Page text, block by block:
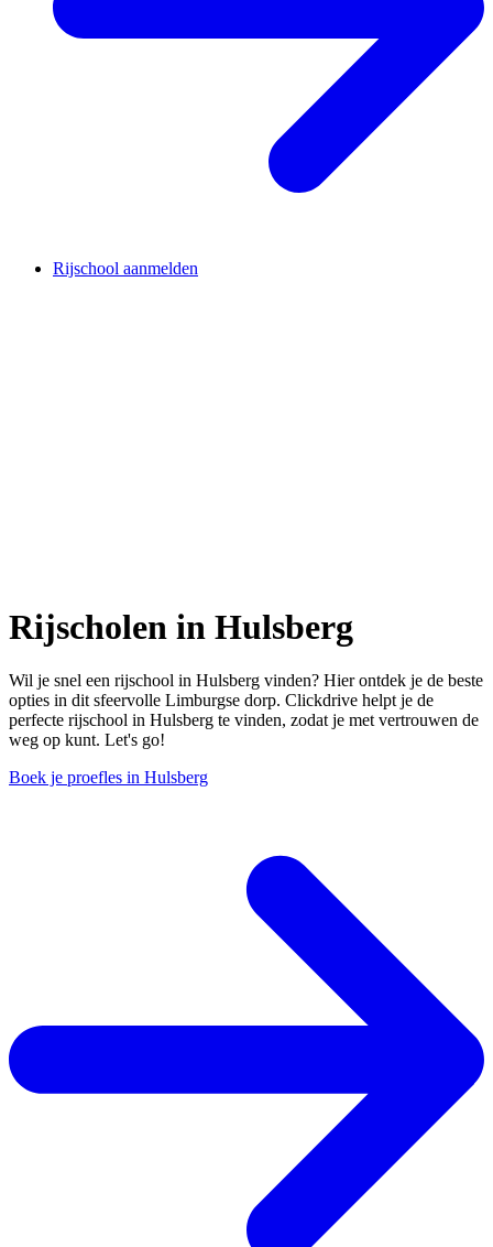
Rijschool aanmelden
Rijscholen in Hulsberg
Wil je snel een rijschool in Hulsberg vinden? Hier ontdek je de beste
opties in dit sfeervolle Limburgse dorp. Clickdrive helpt je de
perfecte rijschool in Hulsberg te vinden, zodat je met vertrouwen de
weg op kunt. Let's go!
Boek je proefles in Hulsberg